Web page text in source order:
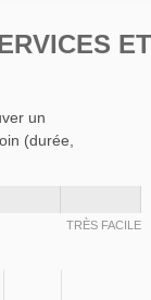
un
(durée,
TRÈS FACILE